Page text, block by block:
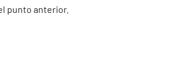
punto anterior.